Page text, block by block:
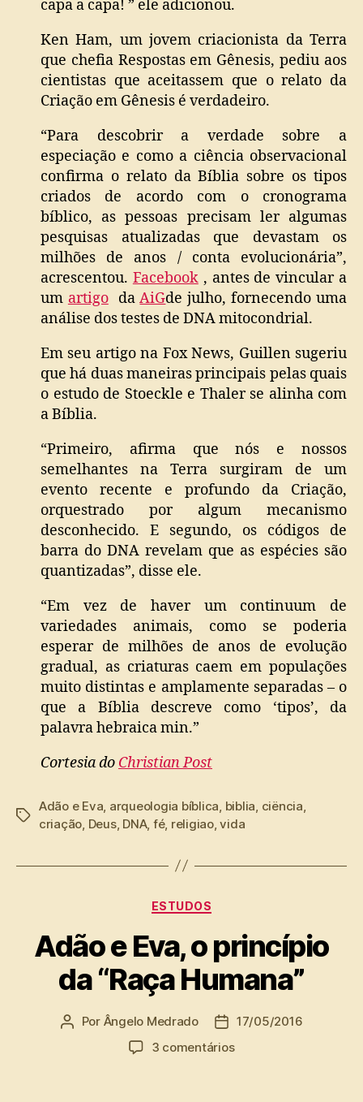
capa a capa! ” ele adicionou.
Ken Ham, um jovem criacionista da Terra
que chefia Respostas em Gênesis, pediu aos
cientistas que aceitassem que o relato da
Criação em Gênesis é verdadeiro.
“Para descobrir a verdade sobre a
especiação e como a ciência observacional
confirma o relato da Bíblia sobre os tipos
criados de acordo com o cronograma
bíblico, as pessoas precisam ler algumas
pesquisas atualizadas que devastam os
milhões de anos / conta evolucionária”,
acrescentou. Facebook, antes de vincular a
um artigodaAiGde julho, fornecendo uma
análise dos testes de DNA mitocondrial.
Em seu artigo na Fox News, Guillen sugeriu
que há duas maneiras principais pelas quais
o estudo de Stoeckle e Thaler se alinha com
a Bíblia.
“Primeiro, afirma que nós e nossos
semelhantes na Terra surgiram de um
evento recente e profundo da Criação,
orquestrado por algum mecanismo
desconhecido. E segundo, os códigos de
barra do DNA revelam que as espécies são
quantizadas”, disse ele.
“Em vez de haver um continuum de
variedades animais, como se poderia
esperar de milhões de anos de evolução
gradual, as criaturas caem em populações
muito distintas e amplamente separadas – o
que a Bíblia descreve como ‘tipos’, da
palavra hebraica min.”
Cortesia do Christian Post
Tags
Adão e Eva arqueologia bíblica biblia ciëncia
criação Deus, DNA, fé, religiao,vida
Categorias
ESTUDOS
Adão e Eva, o princípio
da “Raça Humana”
Autor
Por Ângelo Medrado
Data17/05/2016
3 comentáriosem